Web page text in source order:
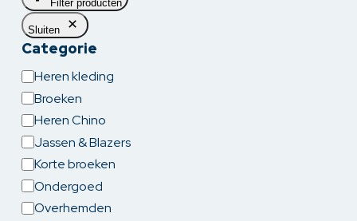
Filter producten
Sluiten
Categorie
Categorie
Heren kleding
Broeken
Heren Chino
Jassen & Blazers
Korte broeken
Ondergoed
Overhemden